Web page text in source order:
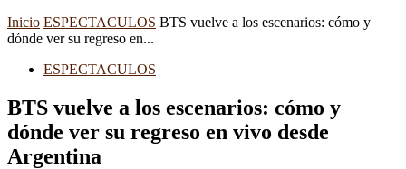
Inicio ESPECTACULOS BTS vuelve a los escenarios: cómo y
dónde ver su regreso en...
ESPECTACULOS
BTS vuelve a los escenarios: cómo y
dónde ver su regreso en vivo desde
Argentina